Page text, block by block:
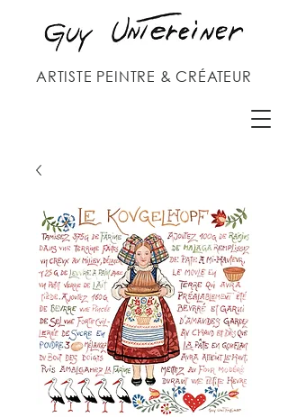
ARTISTE PEINTRE & CRÉATEUR